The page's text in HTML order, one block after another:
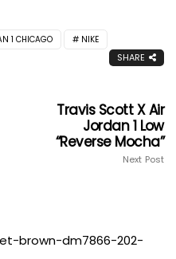
1 CHICAGO NIKE
SHARE
Travis Scott X Air
Jordan 1 Low
“Reverse Mocha”
Next Post